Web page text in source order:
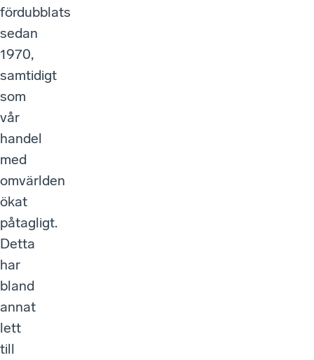
fördubblats
sedan
1970,
samtidigt
som
vår
handel
med
omvärlden
ökat
påtagligt.
Detta
har
bland
annat
lett
till